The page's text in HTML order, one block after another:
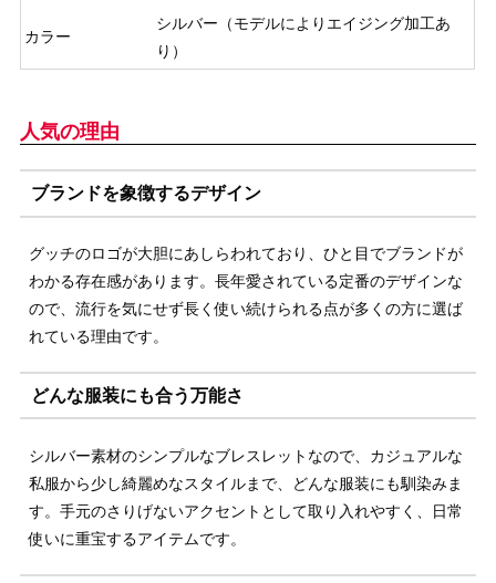
カラー
シルバー（モデルによりエイジング加工あ
り）
人気の理由
ブランドを象徴するデザイン
グッチのロゴが大胆にあしらわれており、ひと目でブランドが
わかる存在感があります。長年愛されている定番のデザインな
ので、流行を気にせず長く使い続けられる点が多くの方に選ば
れている理由です。
どんな服装にも合う万能さ
シルバー素材のシンプルなブレスレットなので、カジュアルな
私服から少し綺麗めなスタイルまで、どんな服装にも馴染みま
す。手元のさりげないアクセントとして取り入れやすく、日常
使いに重宝するアイテムです。